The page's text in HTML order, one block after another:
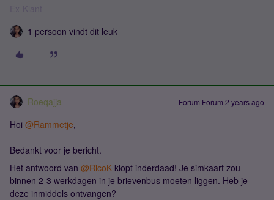
1 persoon vindt dit leuk
Roeqajja Forum|Forum|2 years ago
Hoi @Rammetje,
Bedankt voor je bericht.
Het antwoord van @RicoK klopt inderdaad! Je simkaart zou
binnen 2-3 werkdagen in je brievenbus moeten liggen. Heb je
deze inmiddels ontvangen?